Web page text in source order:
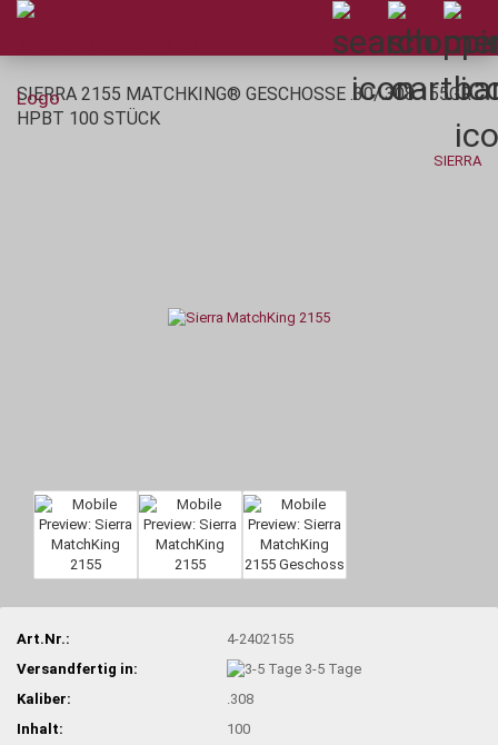
SIERRA 2155 MATCHKING® GESCHOSSE .30/.308 155GR
HPBT 100 STÜCK
SIERRA
Art.Nr.:
4-2402155
Versandfertig in:
3-5 Tage
Kaliber:
.308
Inhalt:
100